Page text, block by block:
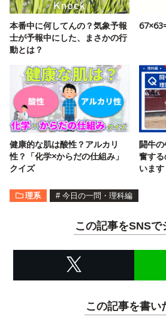
本番中に何してんの？気象予報
士が予報中にした、まさかの行
動とは？
健康的な肌は酸性？アルカリ
性？「化学×からだの仕組み」
クイズ
闘牛
奮す
います
理系 # 今日の一問・理科編
この記事をSNSで
この記事を書い